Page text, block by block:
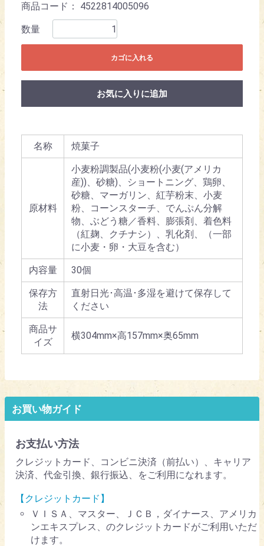
商品コード： 4522814005096
数量
カゴに入れる
お気に入りに追加
名称 焼菓子
原材料
小麦粉調製品(小麦粉(小麦(アメリカ
産))、砂糖)、ショートニング、鶏卵、
砂糖、マーガリン、紅芋粉末、小麦
粉、コーンスターチ、でんぷん分解
物、ぶどう糖／香料、膨張剤、着色料
（紅麹、クチナシ）、乳化剤、（一部
に小麦・卵・大豆を含む）
内容量 30個
保存方
法
直射日光･高温･多湿を避けて保存して
ください
商品サ
イズ
横304mm×高157mm×奥65mm
お買い物ガイド
お支払い方法
クレジットカード、コンビニ決済（前払い）、キャリア
決済、代金引換、銀行振込、をご利用になれます。
【クレジットカード】
ＶＩＳＡ、マスター、ＪＣＢ，ダイナース、アメリカ
ンエキスプレス、のクレジットカードがご利用いただ
けます。